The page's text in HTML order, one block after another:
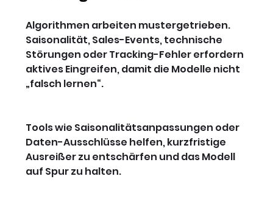
Algorithmen arbeiten mustergetrieben.
Saisonalität, Sales-Events, technische
Störungen oder Tracking-Fehler erfordern
aktives Eingreifen, damit die Modelle nicht
„falsch lernen“.
Tools wie Saisonalitätsanpassungen oder
Daten-Ausschlüsse helfen, kurzfristige
Ausreißer zu entschärfen und das Modell
auf Spur zu halten.